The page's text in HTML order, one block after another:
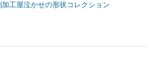
加工屋泣かせの形状コレクション